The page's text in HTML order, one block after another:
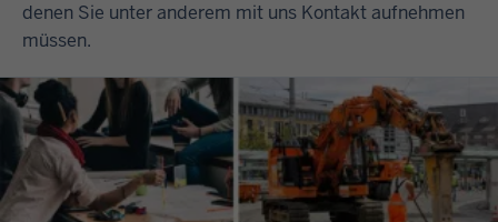
denen Sie unter anderem mit uns Kontakt aufnehmen
müssen.